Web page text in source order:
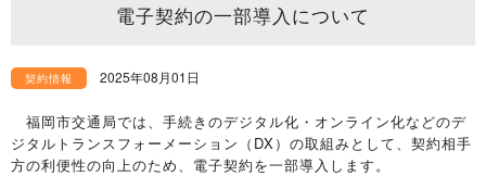
電子契約の一部導入について
契約情報 2025年08月01日
福岡市交通局では、手続きのデジタル化・オンライン化などのデ
ジタルトランスフォーメーション（DX）の取組みとして、契約相手
方の利便性の向上のため、電子契約を一部導入します。